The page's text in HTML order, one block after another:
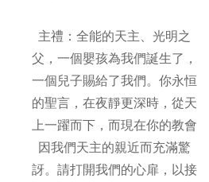
主禮：全能的天主、光明之
父，一個嬰孩為我們誕生了，
一個兒子賜給了我們。你永恒
的聖言，在夜靜更深時，從天
上一躍而下，而現在你的教會
因我們天主的親近而充滿驚
訝。請打開我們的心扉，以接